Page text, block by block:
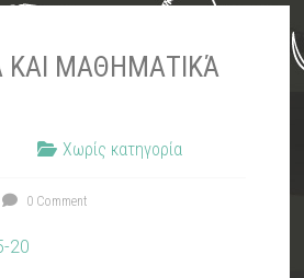
ΚΑΙ ΜΑΘΗΜΑΤΙΚΆ
Χωρίς κατηγορία
0 Comment
20